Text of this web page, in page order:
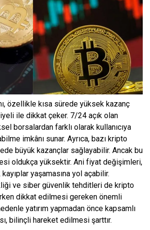
özellikle kısa sürede yüksek kazanç
ile dikkat çeker. 7/24 açık olan
borsalardan farklı olarak kullanıcıya
imkânı sunar. Ayrıca, bazı kripto
büyük kazançlar sağlayabilir. Ancak bu
oldukça yüksektir. Ani fiyat değişimleri,
kayıplar yaşamasına yol açabilir.
ve siber güvenlik tehditleri de kripto
dikkat edilmesi gereken önemli
yatırım yapmadan önce kapsamlı
bilinçli hareket edilmesi şarttır.